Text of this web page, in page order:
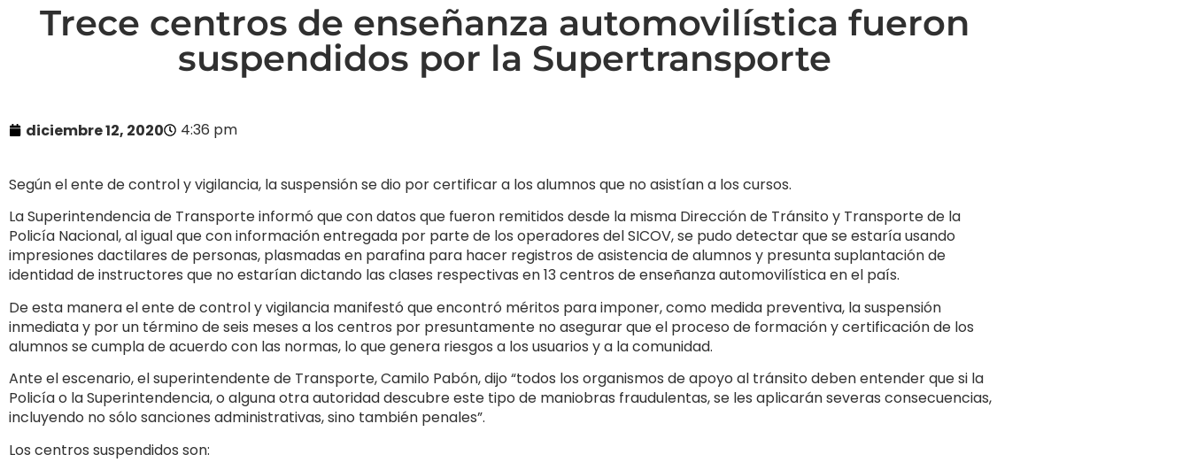
Trece centros de enseñanza automovilística fueron
suspendidos por la Supertransporte
diciembre 12, 2020 4:36 pm
Según el ente de control y vigilancia, la suspensión se dio por certificar a los alumnos que no asistían a los cursos.
La Superintendencia de Transporte informó que con datos que fueron remitidos desde la misma Dirección de Tránsito y Transporte de la
Policía Nacional, al igual que con información entregada por parte de los operadores del SICOV, se pudo detectar que se estaría usando
impresiones dactilares de personas, plasmadas en parafina para hacer registros de asistencia de alumnos y presunta suplantación de
identidad de instructores que no estarían dictando las clases respectivas en 13 centros de enseñanza automovilística en el país.
De esta manera el ente de control y vigilancia manifestó que encontró méritos para imponer, como medida preventiva, la suspensión
inmediata y por un término de seis meses a los centros por presuntamente no asegurar que el proceso de formación y certificación de los
alumnos se cumpla de acuerdo con las normas, lo que genera riesgos a los usuarios y a la comunidad.
Ante el escenario, el superintendente de Transporte, Camilo Pabón, dijo “todos los organismos de apoyo al tránsito deben entender que si la
Policía o la Superintendencia, o alguna otra autoridad descubre este tipo de maniobras fraudulentas, se les aplicarán severas consecuencias,
incluyendo no sólo sanciones administrativas, sino también penales”.
Los centros suspendidos son: